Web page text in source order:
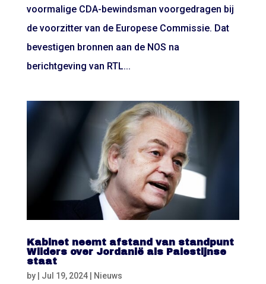
voormalige CDA-bewindsman voorgedragen bij
de voorzitter van de Europese Commissie. Dat
bevestigen bronnen aan de NOS na
berichtgeving van RTL...
Kabinet neemt afstand van standpunt
Wilders over Jordanië als Palestijnse
staat
by Jul 19, 2024| Nieuws